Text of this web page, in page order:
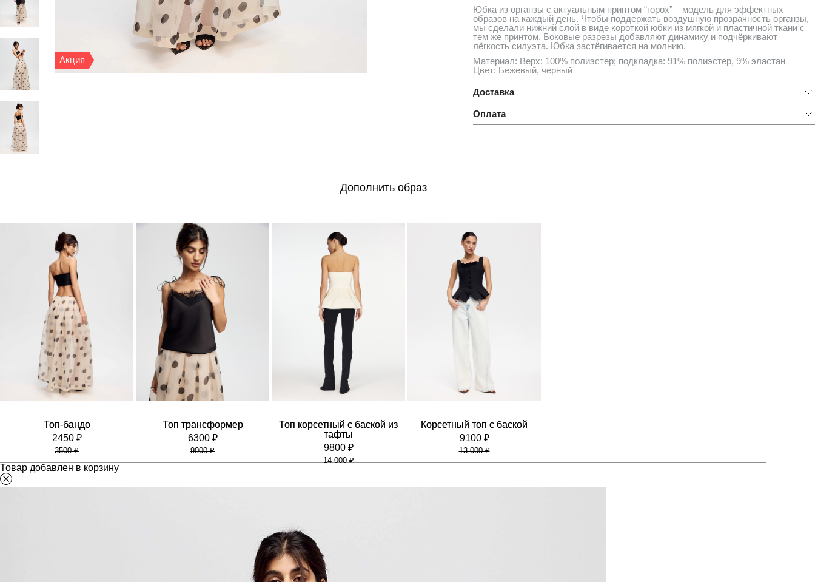
Акция
Юбка из органзы с актуальным принтом “горох” – модель для эффектных
образов на каждый день. Чтобы поддержать воздушную прозрачность органзы,
мы сделали нижний слой в виде короткой юбки из мягкой и пластичной ткани с
тем же принтом. Боковые разрезы добавляют динамику и подчёркивают
лёгкость силуэта. Юбка застёгивается на молнию.
Материал: Верх: 100% полиэстер; подкладка: 91% полиэстер, 9% эластан
Цвет: Бежевый, черный
Доставка
Оплата
Дополнить образ
Топ-бандо
2450 ₽
3500 ₽
Топ трансформер
6300 ₽
9000 ₽
Топ корсетный с баской из
тафты
9800 ₽
14 000 ₽
Корсетный топ с баской
9100 ₽
13 000 ₽
Товар добавлен в корзину